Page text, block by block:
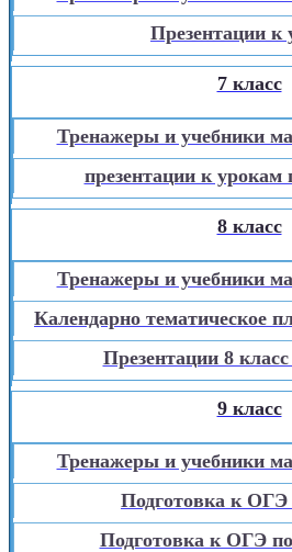
Презентации к
7 класс
Тренажеры и учебники
презентации к урокам
8 класс
Тренажеры и учебники
Календарно тематическое
Презентации 8
9 класс
Тренажеры и учебники
Подготовка к ОГЭ
Подготовка к ОГЭ